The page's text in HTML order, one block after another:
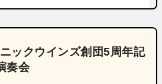
ックウインズ創団5周年記
奏会